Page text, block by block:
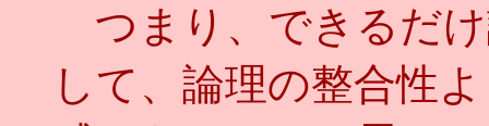
つまり、できるだ
して、論理の整合性